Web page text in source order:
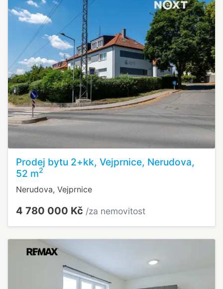
Prodej bytu 2+kk, Vejprnice, Nerudova,
52 m2
Nerudova, Vejprnice
4 780 000 Kč /za nemovitost